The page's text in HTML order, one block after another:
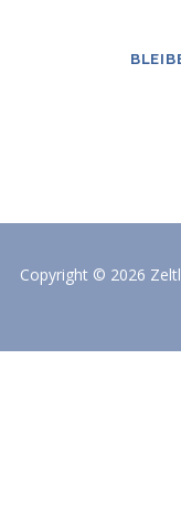
Copyright © 2026